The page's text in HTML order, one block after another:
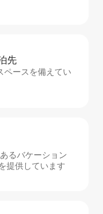
先
ペースを備えてい
るバケーション
提供しています